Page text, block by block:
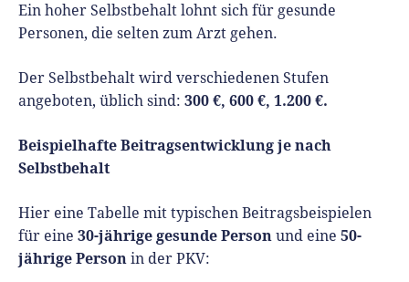
Ein hoher Selbstbehalt lohnt sich für gesunde
Personen, die selten zum Arzt gehen.
Der Selbstbehalt wird verschiedenen Stufen
angeboten, üblich sind: 300 €, 600 €, 1.200 €.
Beispielhafte Beitragsentwicklung je nach
Selbstbehalt
Hier eine Tabelle mit typischen Beitragsbeispielen
für eine 30-jährige gesunde Person und eine 50-
jährige Person in der PKV: